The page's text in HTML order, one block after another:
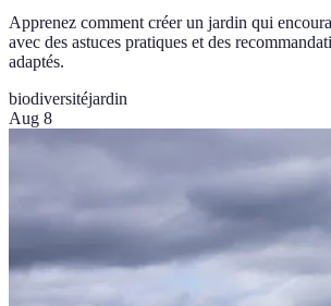
Apprenez comment créer un jardin qui
avec des astuces pratiques et des
adaptés.
biodiversitéjardin
Aug 8